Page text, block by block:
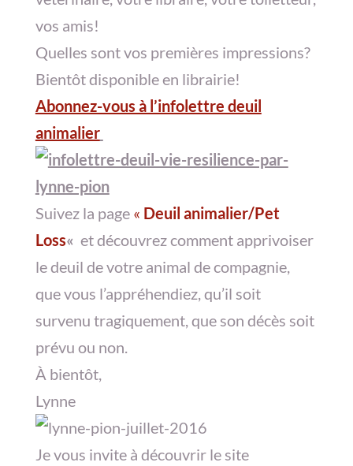
vos amis!
Quelles sont vos premières impressions?
Bientôt disponible en librairie!
Abonnez-vous à l’infolettre deuil
animalier
Suivez la page « Deuil animalier/Pet
Loss« et découvrez comment apprivoiser
le deuil de votre animal de compagnie,
que vous l’appréhendiez, qu’il soit
survenu tragiquement, que son décès soit
prévu ou non.
À bientôt,
Lynne
Je vous invite à découvrir le site